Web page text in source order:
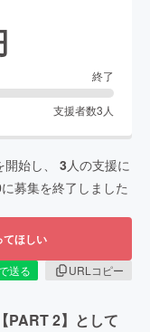
終了
支援者数3 人
始し、 3 人の支援に
に募集を終了しました
てほしい
送る
URLコピー
PART 2】として